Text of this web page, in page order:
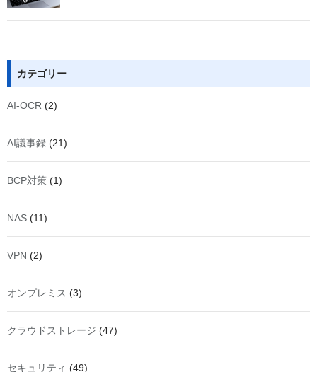
カテゴリー
AI-OCR (2)
AI議事録 (21)
BCP対策 (1)
NAS (11)
VPN (2)
オンプレミス (3)
クラウドストレージ (47)
セキュリティ (49)